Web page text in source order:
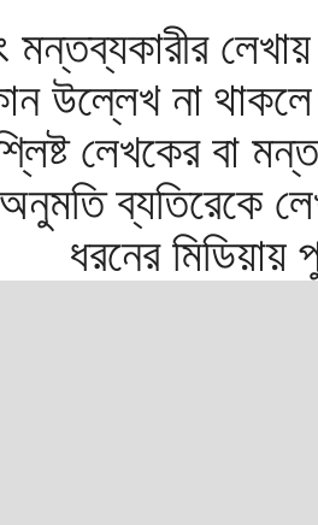
উল্লেখ না
লেখকের বা
ব্যতিরেকে
ধরনের মিডিয়ায়